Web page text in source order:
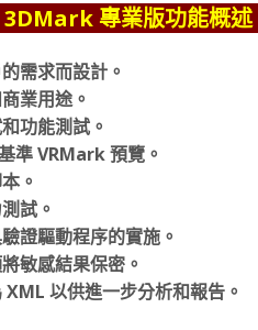
專業版功能概述
需求而設計。
業用途。
功能測試。
準 VRMark 預覽。
。
試。
證驅動程序的實施。
敏感結果保密。
以供進一步分析和報告。